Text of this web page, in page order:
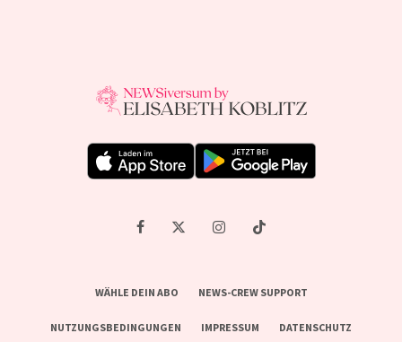
WÄHLE DEIN ABO NEWS-CREW SUPPORT
NUTZUNGSBEDINGUNGEN IMPRESSUM DATENSCHUTZ